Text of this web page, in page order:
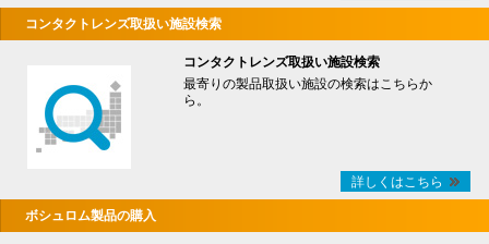
コンタクトレンズ取扱い施設検索
コンタクトレンズ取扱い施設検索
最寄りの製品取扱い施設の検索はこちらか
ら。
詳しくはこちら
ボシュロム製品の購入